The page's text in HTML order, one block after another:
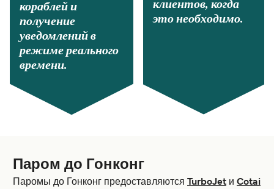
кораблей и
получение
уведомлений в
режиме реального
времени.
клиентов, когда
это необходимо.
Паром до Гонконг
Паромы до Гонконг предоставляются TurboJet и Cotai